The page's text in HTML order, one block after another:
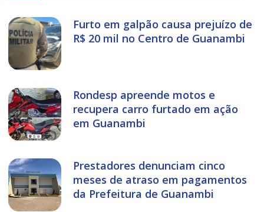
Furto em galpão causa prejuízo de
R$ 20 mil no Centro de Guanambi
Rondesp apreende motos e
recupera carro furtado em ação
em Guanambi
Prestadores denunciam cinco
meses de atraso em pagamentos
da Prefeitura de Guanambi